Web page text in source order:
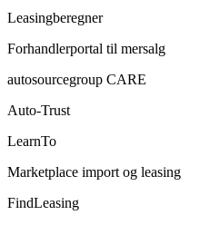
Leasingberegner
Forhandlerportal til mersalg
autosourcegroup CARE
Auto-Trust
LearnTo
Marketplace import og leasing
FindLeasing